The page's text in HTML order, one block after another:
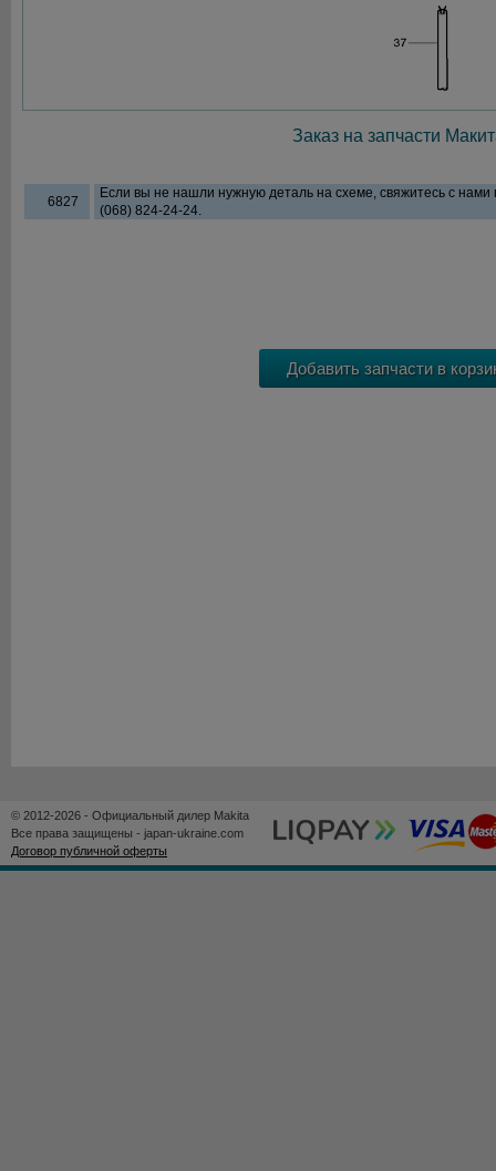
Заказ на запчасти
6827
Если вы не нашли нужную деталь на схеме, свяжитесь с
(068) 824-24-24.
© 2012-2026 - Официальный дилер Makita
Все права защищены - japan-ukraine.com
Договор публичной оферты